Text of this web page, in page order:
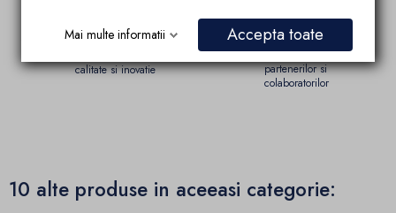
Produsele brandului EGO
sunt fabricate dupa
calitate si inovatie
succes
Account manager
pregatit si dedicat
partenerilor si
colaboratorilor
10 alte produse in aceeasi categorie:
Mai multe informatii Accepta toate